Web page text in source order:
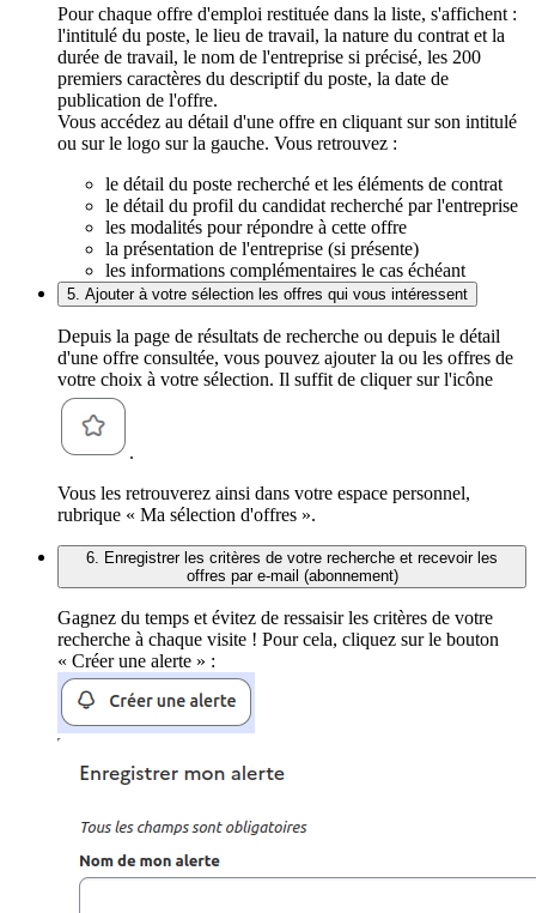
Pour chaque offre d'emploi restituée dans la liste, s'affichent :
l'intitulé du poste, le lieu de travail, la nature du contrat et la
durée de travail, le nom de l'entreprise si précisé, les 200
premiers caractères du descriptif du poste, la date de
publication de l'offre.
Vous accédez au détail d'une offre en cliquant sur son intitulé
ou sur le logo sur la gauche. Vous retrouvez :
le détail du poste recherché et les éléments de contrat
le détail du profil du candidat recherché par l'entreprise
les modalités pour répondre à cette offre
la présentation de l'entreprise (si présente)
les informations complémentaires le cas échéant
5. Ajouter à votre sélection les offres qui vous intéressent
Depuis la page de résultats de recherche ou depuis le détail
d'une offre consultée, vous pouvez ajouter la ou les offres de
votre choix à votre sélection. Il suffit de cliquer sur l'icône
.
Vous les retrouverez ainsi dans votre espace personnel,
rubrique « Ma sélection d'offres ».
6. Enregistrer les critères de votre recherche et recevoir les
offres par e-mail (abonnement)
Gagnez du temps et évitez de ressaisir les critères de votre
recherche à chaque visite ! Pour cela, cliquez sur le bouton
« Créer une alerte » :